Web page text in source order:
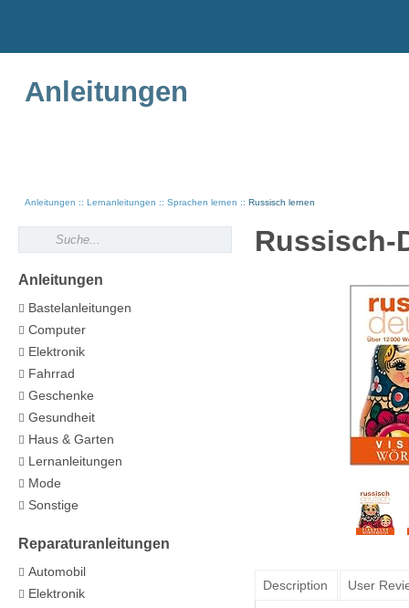
Anleitungen
Anleitungen Lernanleitungen Sprachen lernen Russisch lernen
Russisch-
Description User
Anleitungen
Bastelanleitungen
Computer
Elektronik
Fahrrad
Geschenke
Gesundheit
Haus & Garten
Lernanleitungen
Mode
Sonstige
Reparaturanleitungen
Automobil
Elektronik